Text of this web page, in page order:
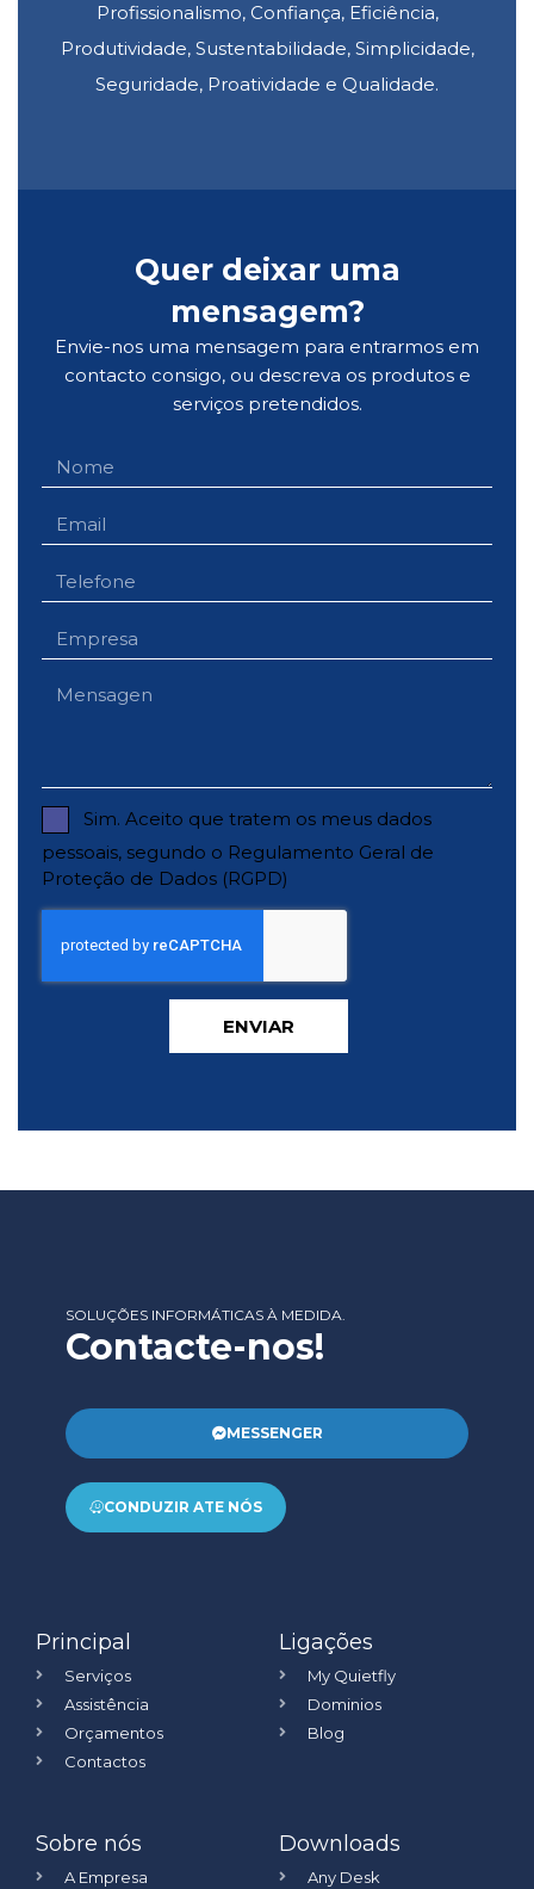
Profissionalismo, Confiança, Eficiência,
Produtividade, Sustentabilidade, Simplicidade,
Seguridade, Proatividade e Qualidade.
Quer deixar uma
mensagem?
Envie-nos uma mensagem para entrarmos em
contacto consigo, ou descreva os produtos e
serviços pretendidos.
Sim. Aceito que tratem os meus dados
pessoais, segundo o Regulamento Geral de
Proteção de Dados (RGPD)
ENVIAR
SOLUÇÕES INFORMÁTICAS À MEDIDA.
Contacte-nos!
MESSENGER
CONDUZIR ATE NÓS
Principal
Serviços
Assistência
Orçamentos
Contactos
Ligações
My Quietfly
Dominios
Blog
Sobre nós
A Empresa
Downloads
Any Desk